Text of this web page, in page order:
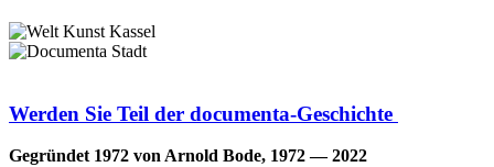
Werden Sie Teil der documenta-Geschichte
Gegrün­det 1972 von Arnold Bode, 1972 — 2022